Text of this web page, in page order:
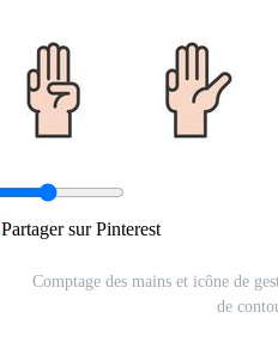
Partager sur Pinterest
Comptage des mains et icône de
de